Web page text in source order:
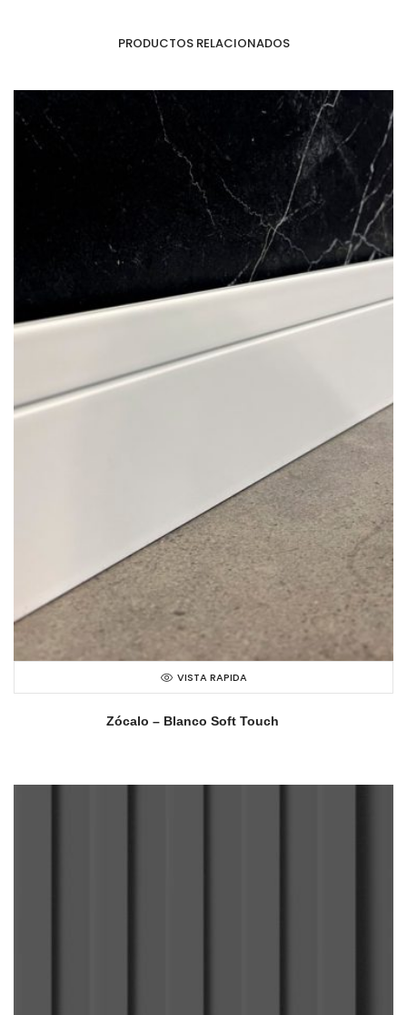
PRODUCTOS RELACIONADOS
VISTA RAPIDA
Zócalo – Blanco Soft Touch